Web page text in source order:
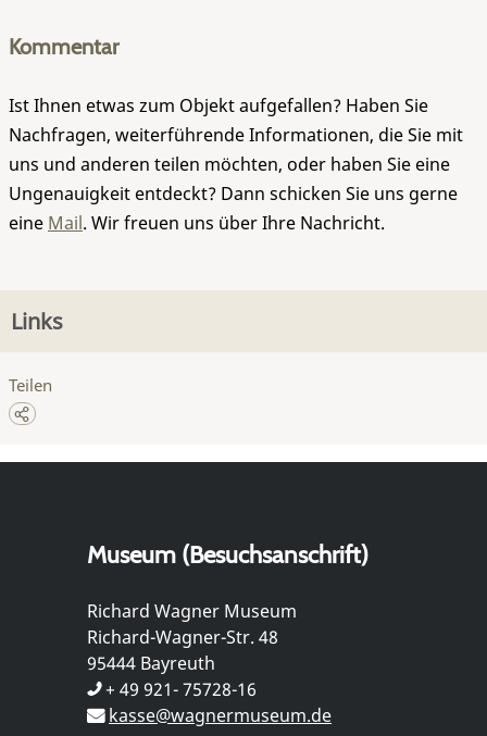
Kommentar
Ist Ihnen etwas zum Objekt aufgefallen? Haben Sie
Nachfragen, weiterführende Informationen, die Sie mit
uns und anderen teilen möchten, oder haben Sie eine
Ungenauigkeit entdeckt? Dann schicken Sie uns gerne
eine Mail. Wir freuen uns über Ihre Nachricht.
Links
Teilen
Museum (Besuchsanschrift)
Richard Wagner Museum
Richard-Wagner-Str. 48
95444 Bayreuth
+ 49 921- 75728-16
kasse@wagnermuseum.de